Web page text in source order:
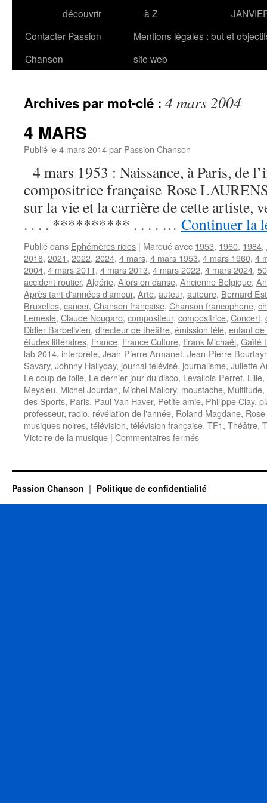
découvrir
à Z
Contacter Passion
Chanson
Mentions légales : but et
site web
Archives par mot-clé : 4 mars 2004
4 MARS
Publié le4 mars 2014par Passion Chanson
4 mars 1953 : Naissance, à Paris, de
compositrice française Rose
sur la vie et la carrière de cette
. . . . ********** . . . . … Continuer la
Publié dans Ephémères rides | Marqué avec 1953, 1960, 1984,
2018, 2021, 2022, 2024, 4 mars, 4 mars 1953, 4 mars 1960, 4
2004, 4 mars 2011, 4 mars 2013, 4 mars 2022, 4 mars 2024,
accident routier, Algérie, Alors on danse, Ancienne Belgique,
Après tant d'années d'amour, Arte, auteur, auteure, Bernard
Bruxelles, cancer, Chanson française, Chanson francophone,
Lemesle, Claude Nougaro, compositeur, compositrice, Concert,
Didier Barbelivien, directeur de théâtre, émission télé, enfant
études littéraires, France, France Culture, Frank Michaël, Gaîté
lab 2014, interprète, Jean-Pierre Armanet, Jean-Pierre
Savary, Johnny Hallyday, journal télévisé, journalisme, Juliette
Le coup de folie, Le dernier jour du disco, Levallois-Perret, Lille,
Meysieu, Michel Jourdan, Michel Mallory, moustache, Multitude,
des Sports, Paris, Paul Van Haver, Petite amie, Philippe Clay,
professeur, radio, révélation de l'année, Roland Magdane,
musiques noires, télévision, télévision française, TF1, Théâtre,
Victoire de la musique | Commentaires ferméssur
Passion Chanson Politique de confidentialité